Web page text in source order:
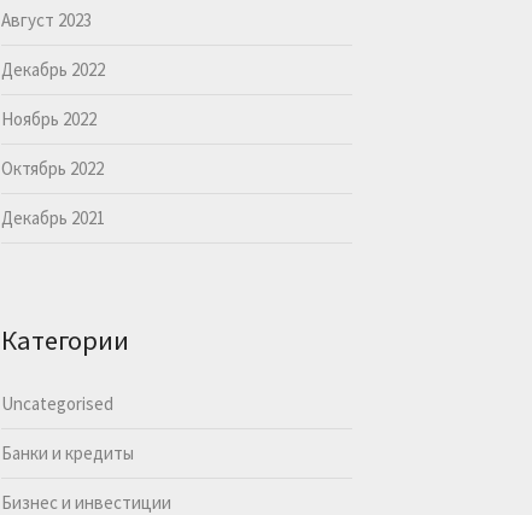
Август 2023
Декабрь 2022
Ноябрь 2022
Октябрь 2022
Декабрь 2021
Категории
Uncategorised
Банки и кредиты
Бизнес и инвестиции